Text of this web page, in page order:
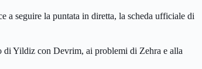
a seguire la puntata in diretta, la scheda ufficiale di
di Yildiz con Devrim, ai problemi di Zehra e alla